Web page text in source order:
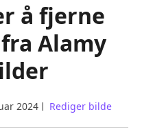
å fjerne
Alamy
2024 Rediger bilde